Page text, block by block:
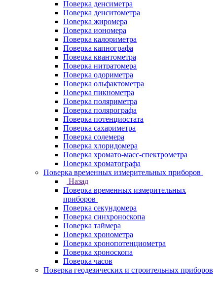
Поверка денсиметра
Поверка денситометра
Поверка жиромера
Поверка иономера
Поверка калориметра
Поверка капнографа
Поверка квантометра
Поверка нитратомера
Поверка одориметра
Поверка ольфактометра
Поверка пикнометра
Поверка поляриметра
Поверка полярографа
Поверка потенциостата
Поверка сахариметра
Поверка солемера
Поверка хлоридомера
Поверка хромато-масс-спектрометра
Поверка хроматографа
Поверка временных измерительных приборов
Назад
Поверка временных измерительных
приборов
Поверка секундомера
Поверка синхроноскопа
Поверка таймера
Поверка хронометра
Поверка хронопотенциометра
Поверка хроноскопа
Поверка часов
Поверка геодезических и строительных приборов